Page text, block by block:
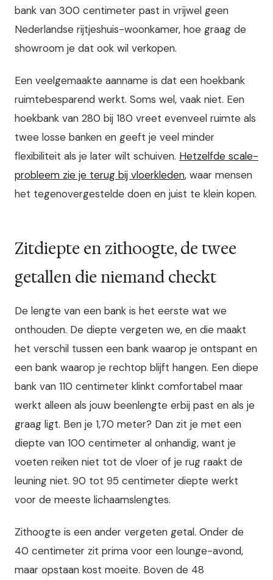
bank van 300 centimeter past in vrijwel geen
Nederlandse rijtjeshuis-woonkamer, hoe graag de
showroom je dat ook wil verkopen.
Een veelgemaakte aanname is dat een hoekbank
ruimtebesparend werkt. Soms wel, vaak niet. Een
hoekbank van 280 bij 180 vreet evenveel ruimte als
twee losse banken en geeft je veel minder
flexibiliteit als je later wilt schuiven. Hetzelfde scale-
probleem zie je terug bij vloerkleden, waar mensen
het tegenovergestelde doen en juist te klein kopen.
Zitdiepte en zithoogte, de twee
getallen die niemand checkt
De lengte van een bank is het eerste wat we
onthouden. De diepte vergeten we, en die maakt
het verschil tussen een bank waarop je ontspant en
een bank waarop je rechtop blijft hangen. Een diepe
bank van 110 centimeter klinkt comfortabel maar
werkt alleen als jouw beenlengte erbij past en als je
graag ligt. Ben je 1,70 meter? Dan zit je met een
diepte van 100 centimeter al onhandig, want je
voeten reiken niet tot de vloer of je rug raakt de
leuning niet. 90 tot 95 centimeter diepte werkt
voor de meeste lichaamslengtes.
Zithoogte is een ander vergeten getal. Onder de
40 centimeter zit prima voor een lounge-avond,
maar opstaan kost moeite. Boven de 48